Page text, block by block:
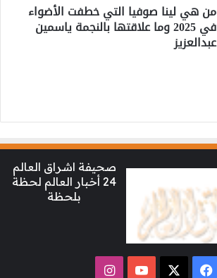
من هي لينا صوفيا التي خطفت الأضواء
في 2025 وما علاقتها بالنجمة ياسمين
عبدالعزيز
صحيفة اشراق العالم
24 أخبار العالم لحظة
بلحظة
فيسبوك ‫YouTubeانستقرام